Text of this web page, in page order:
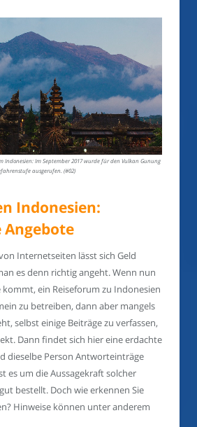
Indonesien: Im September 2017 wurde für den Vulkan Gunung
ausgerufen. (#02)
Indonesien:
Angebote
Internetseiten lässt sich Geld
es denn richtig angeht. Wenn nun
ein Reiseforum zu Indonesien
zu betreiben, dann aber mangels
selbst einige Beiträge zu verfassen,
Dann findet sich hier eine erdachte
dieselbe Person Antworteinträge
es um die Aussagekraft solcher
bestellt. Doch wie erkennen Sie
Hinweise können unter anderem